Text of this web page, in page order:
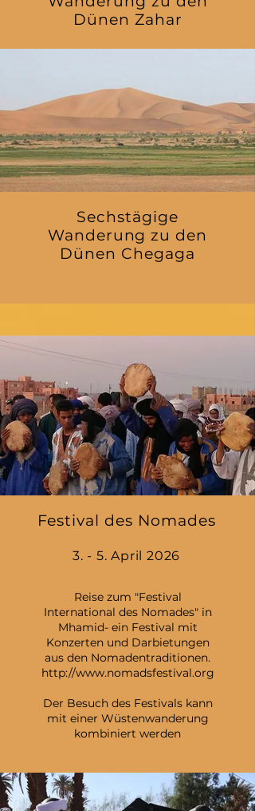
Dünen Zahar
Sechstägige
Wanderung zu den
Dünen Chegaga
Festival des Nomades
3. - 5. April 2026​
Reise zum "Festival
International des Nomades" in
Mhamid- ein Festival mit
Konzerten und Darbietungen
aus den Nomadentraditionen.
http://www.nomadsfestival.org
Der Besuch des Festivals kann
mit einer Wüstenwanderung
kombiniert werden